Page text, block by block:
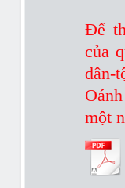
Để
của
dân-
một